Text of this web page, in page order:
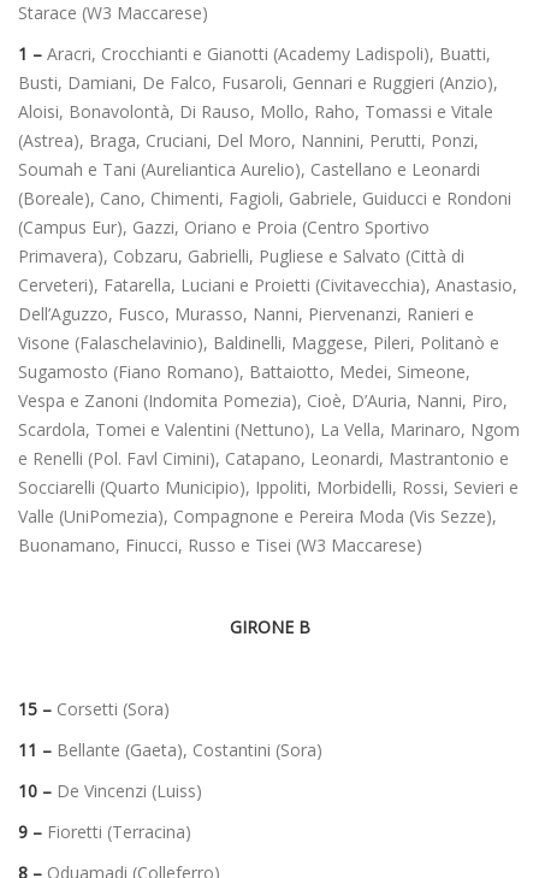
Starace (W3 Maccarese)
1 – Aracri, Crocchianti e Gianotti (Academy Ladispoli), Buatti,
Busti, Damiani, De Falco, Fusaroli, Gennari e Ruggieri (Anzio),
Aloisi, Bonavolontà, Di Rauso, Mollo, Raho, Tomassi e Vitale
(Astrea), Braga, Cruciani, Del Moro, Nannini, Perutti, Ponzi,
Soumah e Tani (Aureliantica Aurelio), Castellano e Leonardi
(Boreale), Cano, Chimenti, Fagioli, Gabriele, Guiducci e Rondoni
(Campus Eur), Gazzi, Oriano e Proia (Centro Sportivo
Primavera), Cobzaru, Gabrielli, Pugliese e Salvato (Città di
Cerveteri), Fatarella, Luciani e Proietti (Civitavecchia), Anastasio,
Dell’Aguzzo, Fusco, Murasso, Nanni, Piervenanzi, Ranieri e
Visone (Falaschelavinio), Baldinelli, Maggese, Pileri, Politanò e
Sugamosto (Fiano Romano), Battaiotto, Medei, Simeone,
Vespa e Zanoni (Indomita Pomezia), Cioè, D’Auria, Nanni, Piro,
Scardola, Tomei e Valentini (Nettuno), La Vella, Marinaro, Ngom
e Renelli (Pol. Favl Cimini), Catapano, Leonardi, Mastrantonio e
Socciarelli (Quarto Municipio), Ippoliti, Morbidelli, Rossi, Sevieri e
Valle (UniPomezia), Compagnone e Pereira Moda (Vis Sezze),
Buonamano, Finucci, Russo e Tisei (W3 Maccarese)
GIRONE B
15 – Corsetti (Sora)
11 – Bellante (Gaeta), Costantini (Sora)
10 – De Vincenzi (Luiss)
9 – Fioretti (Terracina)
8 – Oduamadi (Colleferro)